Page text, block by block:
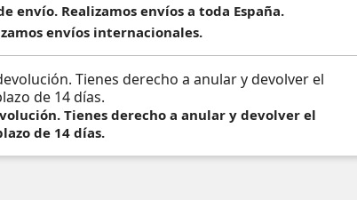
envío. Realizamos envíos a toda España.
envíos internacionales.
Tienes derecho a anular y devolver el
de 14 días.